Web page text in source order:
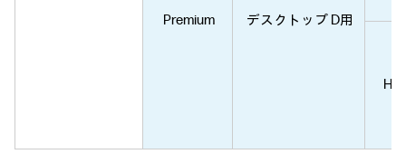
Premium デスクトップ D用